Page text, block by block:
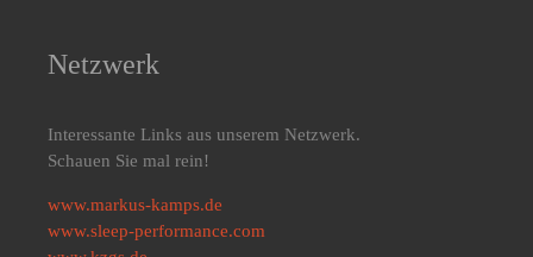
Netzwerk
Interessante Links aus unserem Netzwerk.
Schauen Sie mal rein!
www.markus-kamps.de
www.sleep-performance.com